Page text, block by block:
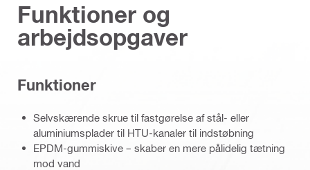
Funktioner og
arbejdsopgaver
Funktioner
Selvskærende skrue til fastgørelse af stål- eller
aluminiumsplader til HTU-kanaler til indstøbning
EPDM-gummiskive – skaber en mere pålidelig tætning
mod vand